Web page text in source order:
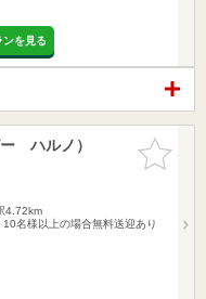
ンを見る
お気に入
りに追加
ハルノ）
4.72km
10名様以上の場合無料送迎あり